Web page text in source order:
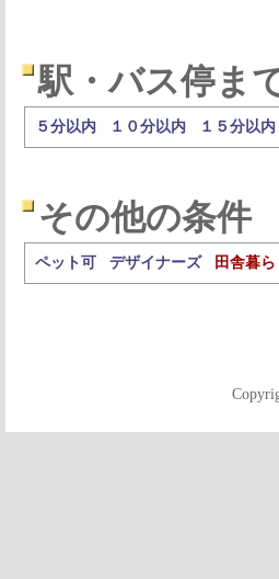
駅・バス停ま
５分以内 １０分以内 １５分以内
その他の条件
ペット可 デザイナーズ 田舎暮ら